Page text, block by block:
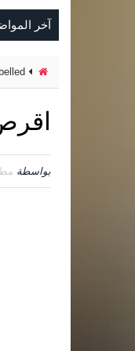
آخر
بواسطة